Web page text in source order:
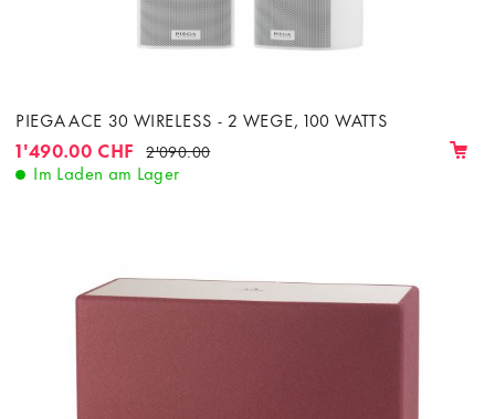
PIEGA ACE 30 WIRELESS - 2 WEGE, 100 WATTS
1'490.00 CHF 2'090.00
Im Laden am Lager